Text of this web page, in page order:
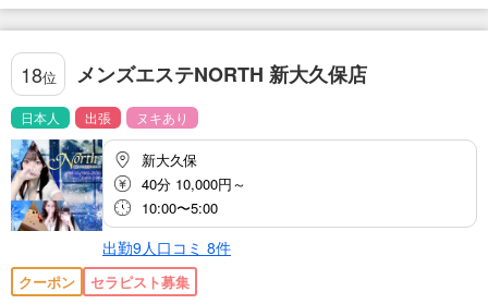
18位 メンズエステNORTH 新大久保店
日本人 出張 ヌキあり
新大久保
40分 10,000円～
10:00〜5:00
出勤9人口コミ 8件
クーポン セラピスト募集